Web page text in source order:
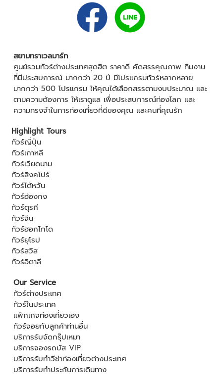
สยามทราเวลมาร์ท
ศูนย์รวมทัวร์ต่างประเทศสุดฮิต ราคาดี คัดสรรคุณภาพ ทีมงาน
ที่มีประสบการณ์ มากกว่า 20 ปี มีโปรแกรมทัวร์หลากหลาย
มากกว่า 500 โปรแกรม ให้คุณได้เลือกสรรตามงบประมาณ และ
ตามความต้องการ ให้เราดูแล เพื่อประสบการณ์ท่องโลก และ
ความทรงจำในการท่องเที่ยวที่ดีของคุณ และคนที่คุณรัก
Highlight Tours
ทัวร์ญี่ปุ่น
ทัวร์เกาหลี
ทัวร์เวียดนาม
ทัวร์สิงคโปร์
ทัวร์ไต้หวัน
ทัวร์ฮ่องกง
ทัวร์ตุรกี
ทัวร์จีน
ทัวร์ฮอกไกโด
ทัวร์ยุโรป
ทัวร์สวิส
ทัวร์อิตาลี
Our Service
ทัวร์ต่างประเทศ
ทัวร์ในประเทศ
แพ็กเกจท่องเที่ยวเอง
ทัวร์จอยกับลูกค้าท่านอื่น
บริการรับจัดกรุ๊ปเหมา
บริการจองรถบัส VIP
บริการรับทำวีซ่าท่องเที่ยวต่างประเทศ
บริการรับทำประกันการเดินทาง